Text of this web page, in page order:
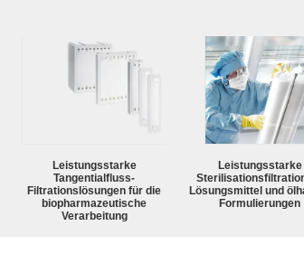
Leistungsstarke
Tangentialfluss-
Filtrationslösungen für die
biopharmazeutische
Verarbeitung
Leistungsstarke
Lösungsmittel und
Formulierungen